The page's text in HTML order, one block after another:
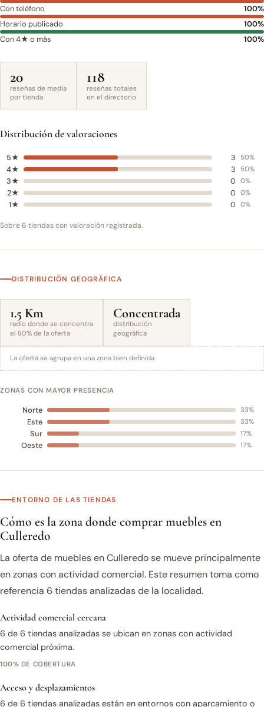
Con teléfono
100%
Horario publicado
100%
Con 4★ o más
100%
20
reseñas de media
por tienda
118
reseñas totales
en el directorio
Distribución de valoraciones
5★ 3 50%
4★ 3 50%
3★ 0 0%
2★ 0 0%
1★ 0 0%
Sobre 6 tiendas con valoración registrada.
DISTRIBUCIÓN GEOGRÁFICA
1.5 Km
radio donde se concentra
el 80% de la oferta
Concentrada
distribución
geográfica
La oferta se agrupa en una zona bien definida.
ZONAS CON MAYOR PRESENCIA
Norte 33%
Este 33%
Sur 17%
Oeste 17%
ENTORNO DE LAS TIENDAS
Cómo es la zona donde comprar muebles en
Culleredo
La oferta de muebles en Culleredo se mueve principalmente
en zonas con actividad comercial. Este resumen toma como
referencia 6 tiendas analizadas de la localidad.
Actividad comercial cercana
6 de 6 tiendas analizadas se ubican en zonas con actividad
comercial próxima.
100% DE COBERTURA
Acceso y desplazamientos
6 de 6 tiendas analizadas están en entornos con aparcamiento o